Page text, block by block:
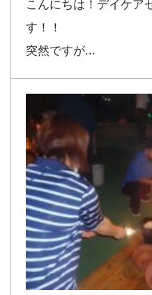
こんにちは！デイケア
す！！
突然ですが...